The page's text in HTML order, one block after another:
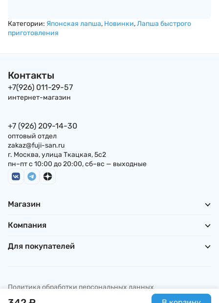
Категории: Японская лапша, Новинки,Лапша быстрого
приготовления
Контакты
+7(926) 011-29-57
интернет-магазин
+7 (926) 209-14-30
оптовый отдел
zakaz@fuji-san.ru
г. Москва, улица Ткацкая, 5с2
пн–пт с 10:00 до 20:00, сб–вс — выходные
Магазин
Компания
Для покупателей
Политика обработки персональных данных